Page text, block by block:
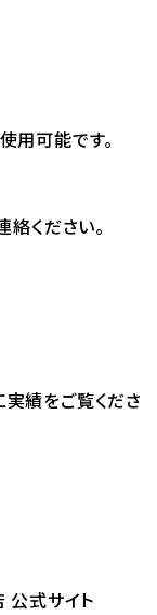
用可能です。
ください。
績をご覧くださ
公式サイト